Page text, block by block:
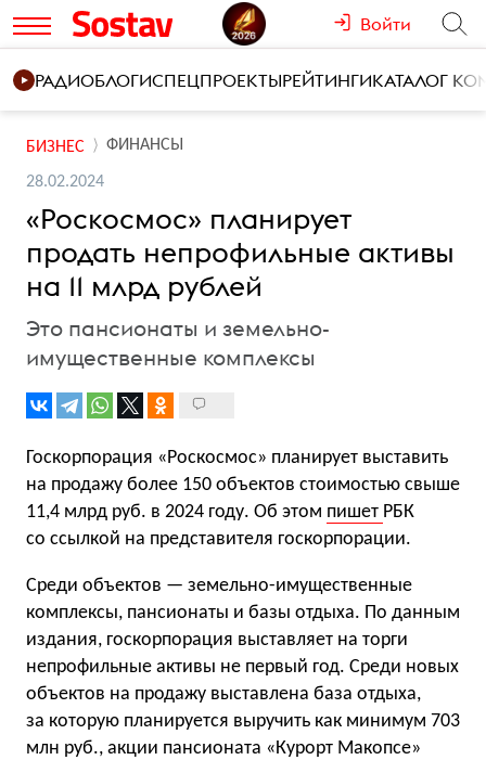
Войти
РАДИОБЛОГИСПЕЦПРОЕКТЫРЕЙТИНГИКАТАЛОГ
БИЗНЕС ФИНАНСЫ
28.02.2024
«Роскосмос» планирует
продать непрофильные активы
на 11 млрд рублей
Это пансионаты и земельно-
имущественные комплексы
Госкорпорация «Роскосмос» планирует выставить
на продажу более 150 объектов стоимостью свыше
11,4 млрд руб. в 2024 году. Об этом пишет РБК
со ссылкой на представителя госкорпорации.
Среди объектов — земельно-имущественные
комплексы, пансионаты и базы отдыха. По данным
издания, госкорпорация выставляет на торги
непрофильные активы не первый год. Среди новых
объектов на продажу выставлена база отдыха,
за которую планируется выручить как минимум 703
млн руб., акции пансионата «Курорт Макопсе»